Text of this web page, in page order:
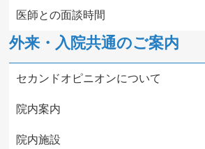
医師との面談時間
外来・入院共通のご案内
セカンドオピニオンについて
院内案内
院内施設